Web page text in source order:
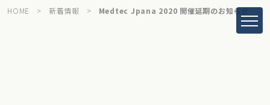
HOME > 新着情報 > Medtec Jpana 2020 開催延期のお知らせ